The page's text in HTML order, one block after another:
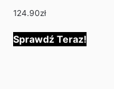
124.90zł
Sprawdź Teraz!